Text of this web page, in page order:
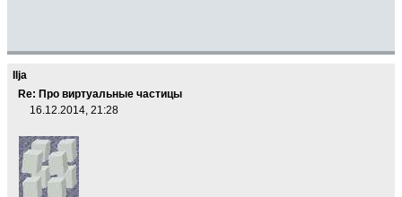
Ilja
Re: Про виртуальные частицы
16.12.2014, 21:28